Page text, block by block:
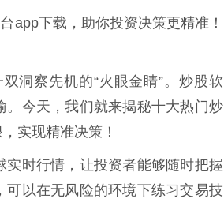
app下载，助你投资决策更精准！
洞察先机的“火眼金睛”。炒股软
今天，我们就来揭秘十大热门炒
实现精准决策！
时行情，让投资者能够随时把握
以在无风险的环境下练习交易技